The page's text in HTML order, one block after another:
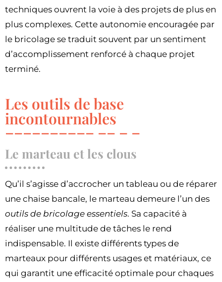
techniques ouvrent la voie à des projets de plus en
plus complexes. Cette autonomie encouragée par
le bricolage se traduit souvent par un sentiment
d’accomplissement renforcé à chaque projet
terminé.
Les outils de base
incontournables
Le marteau et les clous
Qu’il s’agisse d’accrocher un tableau ou de réparer
une chaise bancale, le marteau demeure l’un des
outils de bricolage essentiels. Sa capacité à
réaliser une multitude de tâches le rend
indispensable. Il existe différents types de
marteaux pour différents usages et matériaux, ce
qui garantit une efficacité optimale pour chaques